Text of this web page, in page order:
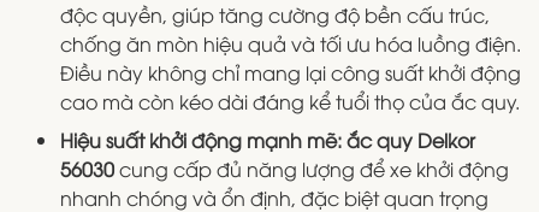
độc quyền, giúp tăng cường độ bền cấu trúc,
chống ăn mòn hiệu quả và tối ưu hóa luồng điện.
Điều này không chỉ mang lại công suất khởi động
cao mà còn kéo dài đáng kể tuổi thọ của ắc quy.
Hiệu suất khởi động mạnh mẽ:ắc quy Delkor
56030cung cấp đủ năng lượng để xe khởi động
nhanh chóng và ổn định, đặc biệt quan trọng